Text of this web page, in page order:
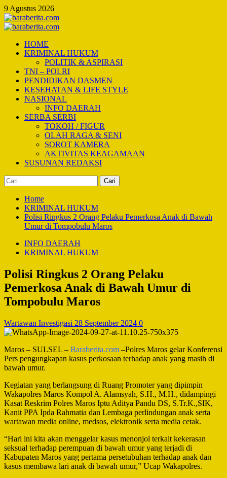
Skip
to
content
9 Agustus 2026
Primary
HOME
KRIMINAL HUKUM
POLITIK & ASPIRASI
TNI – POLRI
PENDIDIKAN DASMEN
KESEHATAN & LIFE STYLE
NASIONAL
INFO DAERAH
SERBA SERBI
TOKOH / FIGUR
OLAH RAGA & SENI
SOROT KAMERA
AKTIVITAS KEAGAMAAN
SUSUNAN REDAKSI
Cari
untuk:
Home
KRIMINAL HUKUM
Polisi Ringkus 2 Orang Pelaku Pemerkosa Anak di Bawah
Umur di Tompobulu Maros
INFO DAERAH
KRIMINAL HUKUM
Polisi Ringkus 2 Orang Pelaku
Pemerkosa Anak di Bawah Umur di
Tompobulu Maros
Wartawan Investigasi 28 September 2024 0
Maros – SULSEL – Baraberita.com –Polres Maros gelar Konferensi
Pers pengungkapan kasus perkosaan terhadap anak yang masih di
bawah umur.
Kegiatan yang berlangsung di Ruang Promoter yang dipimpin
Wakapolres Maros Kompol A. Alamsyah, S.H., M.H., didampingi
Kasat Reskrim Polres Maros Iptu Aditya Pandu DS, S.Tr.K.,SIK,
Kanit PPA Ipda Rahmatia dan Lembaga perlindungan anak serta
wartawan media online, medsos, elektronik serta media cetak.
“Hari ini kita akan menggelar kasus menonjol terkait kekerasan
seksual terhadap perempuan di bawah umur yang terjadi di
Kabupaten Maros yang pertama persetubuhan terhadap anak dan
kasus membawa lari anak di bawah umur,” Ucap Wakapolres.